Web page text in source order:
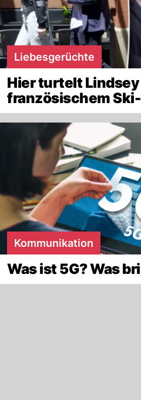
Liebesgerüchte
Hier turtelt
französischem
Kommunikation
Was ist 5G? Was